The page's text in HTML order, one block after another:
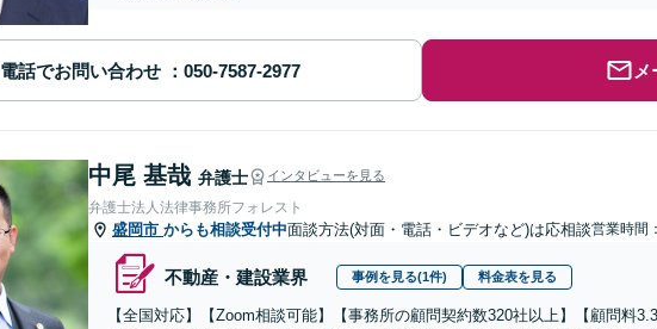
電話でお問い合わせ
中尾 基哉 弁護士 インタビューを見る
弁護士法人法律事務所フォレスト
盛岡市 からも相談受付中面談方法(対面・電話・ビデオなど)は応相談営業時間
不動産・建設業界 事例を見る(1件) 料金表を見る
【全国対応】【Zoom相談可能】【事務所の顧問契約数320社以上】【顧問料